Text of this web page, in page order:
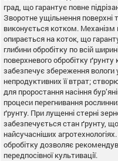
град, що гарантує повне
Зворотне ущільнення поверхні
виконується котком. Механізм
опирається на коток, що
глибини обробітку по всій
поверхневого обробітку
забезпечує збереження вологи
непродуктивних її втрат;
для проростання насіння
процеси перегнивання
ґрунту. При лущенні стерні
забезпечується стан ґрунту,
найсучасніших
обробітку дозволяє
передпосівної культивації.